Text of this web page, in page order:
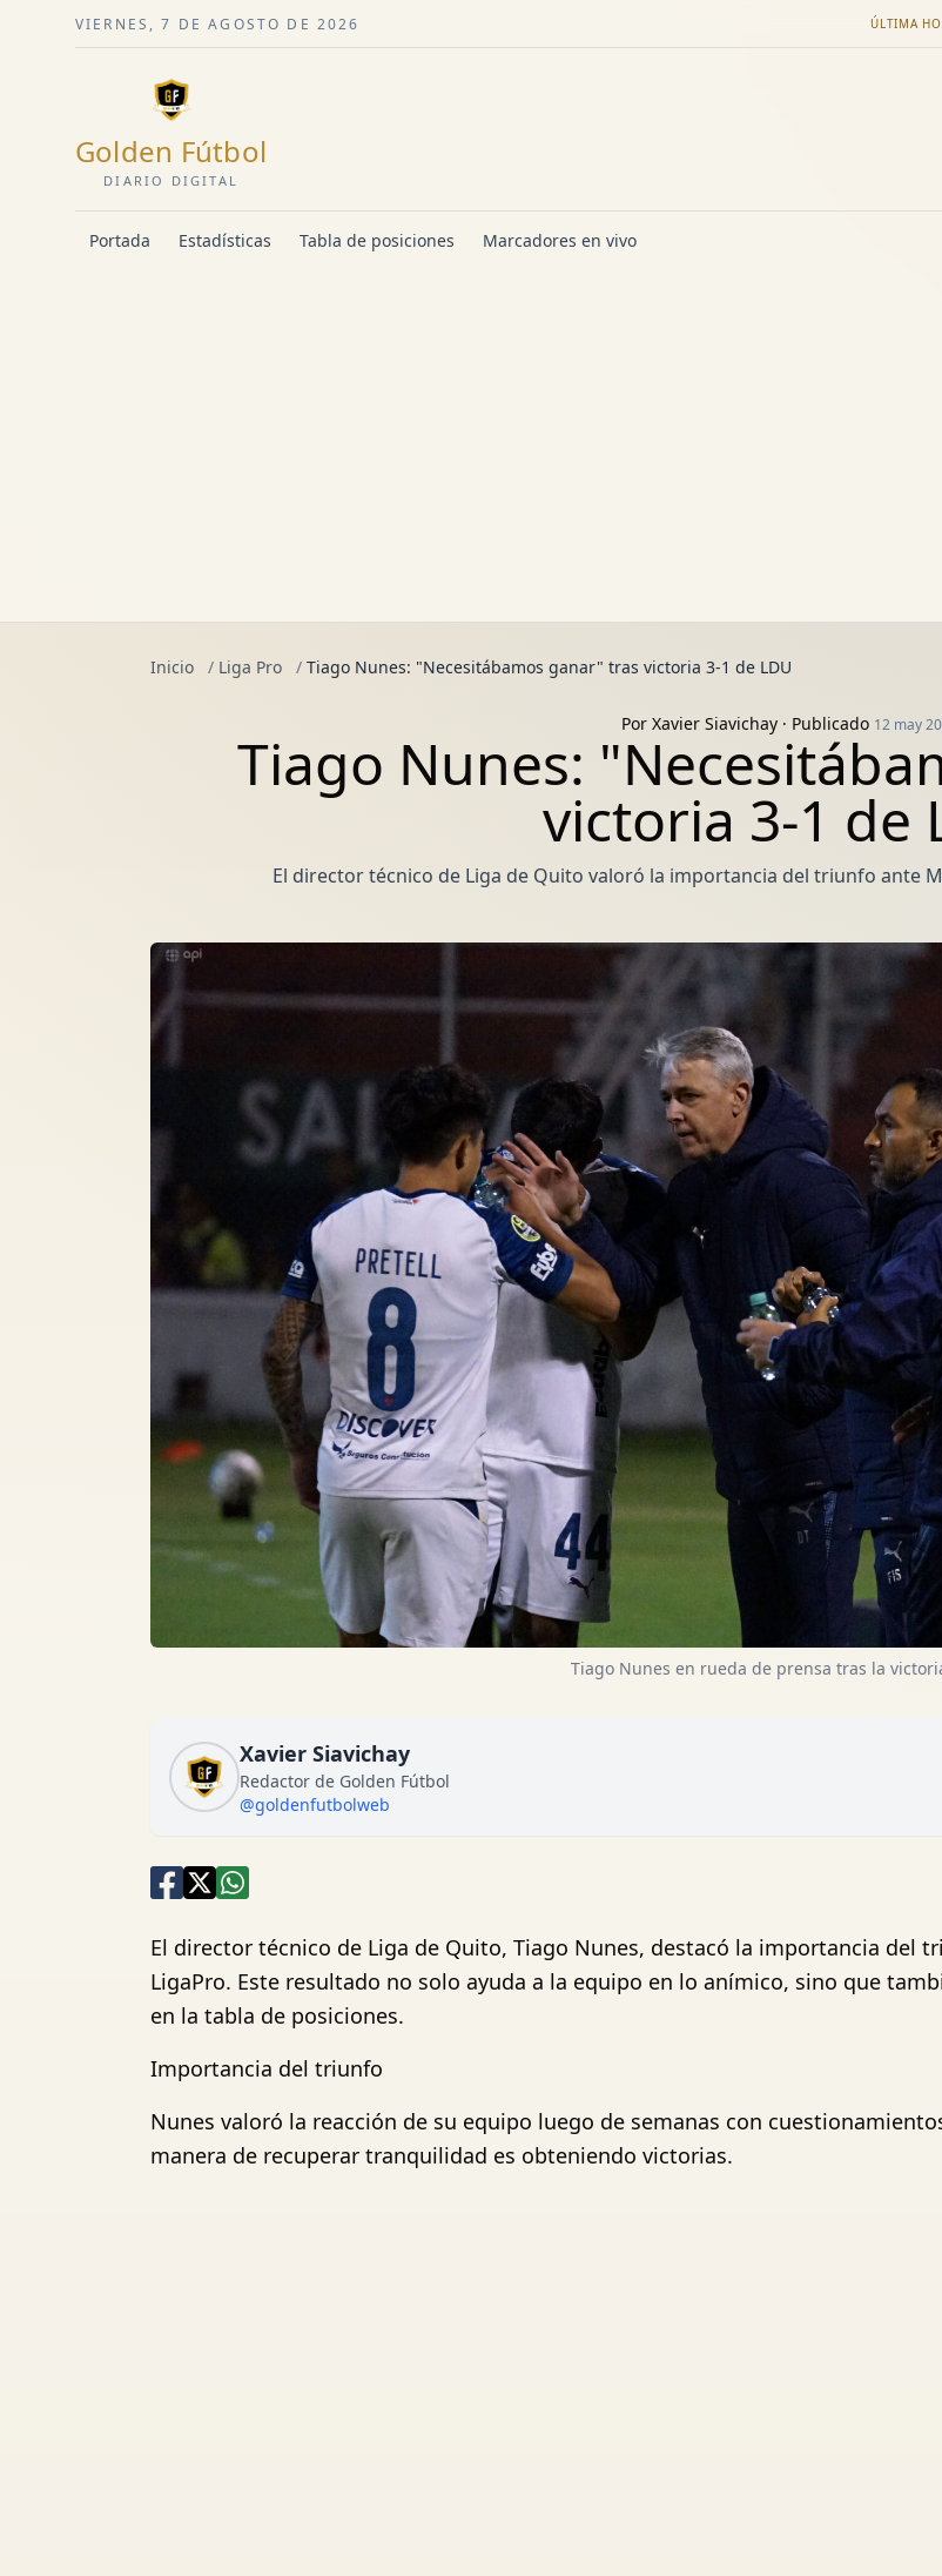
VIERNES, 7 DE AGOSTO DE 2026 ÚLTIMA
Golden Fútbol
DIARIO DIGITAL
Portada Estadísticas Tabla de posiciones Marcadores en vivo
Inicio / Liga Pro / Tiago Nunes: "Necesitábamos ganar" tras victoria 3-1 de LDU
Por Xavier Siavichay· Publicado 12 may
Tiago Nunes:
victoria 3-1 de
El director técnico de Liga de Quito valoró la importancia del triunfo ante
Tiago Nunes en rueda de prensa tras la
Xavier Siavichay
Redactor de Golden Fútbol
@goldenfutbolweb
El director técnico de Liga de Quito, Tiago Nunes, destacó la importancia del
LigaPro. Este resultado no solo ayuda a la equipo en lo anímico, sino que
en la tabla de posiciones.
Importancia del triunfo
Nunes valoró la reacción de su equipo luego de semanas con
manera de recuperar tranquilidad es obteniendo victorias.